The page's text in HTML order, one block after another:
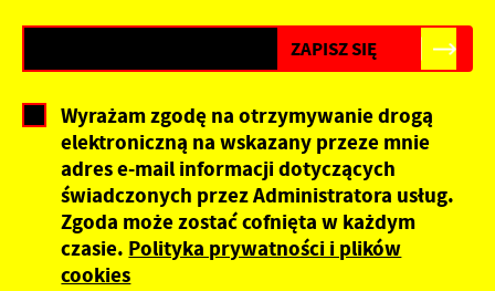
Wyrażam zgodę na otrzymywanie drogą
elektroniczną na wskazany przeze mnie
adres e-mail informacji dotyczących
świadczonych przez Administratora usług.
Zgoda może zostać cofnięta w każdym
czasie. Polityka prywatności i plików
cookies